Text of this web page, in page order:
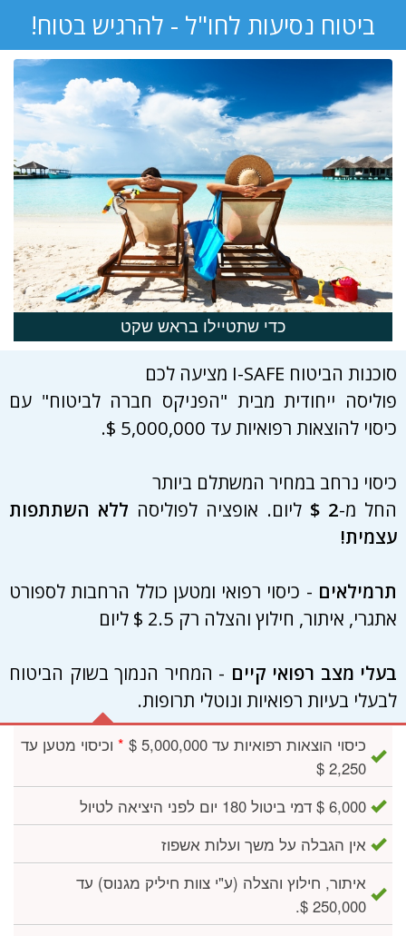
ביטוח נסיעות לחו"ל - להרגיש בטוח!
כדי שתטיילו בראש שקט
סוכנות הביטוח I-SAFE מציעה לכם
פוליסה ייחודית מבית "הפניקס חברה לביטוח" עם
כיסוי להוצאות רפואיות עד 5,000,000 $.
כיסוי נרחב במחיר המשתלם ביותר
החל מ-2 $ ליום. אופציה לפוליסה ללא השתתפות
עצמית!
תרמילאים - כיסוי רפואי ומטען כולל הרחבות לספורט
אתגרי, איתור, חילוץ והצלה רק 2.5 $ ליום
בעלי מצב רפואי קיים - המחיר הנמוך בשוק הביטוח
לבעלי בעיות רפואיות ונוטלי תרופות.
כיסוי הוצאות רפואיות עד 5,000,000 $ * וכיסוי מטען עד
2,250 $
6,000 $ דמי ביטול 180 יום לפני היציאה לטיול
אין הגבלה על משך ועלות אשפוז
איתור, חילוץ והצלה (ע"י צוות חיליק מגנוס) עד
250,000 $.